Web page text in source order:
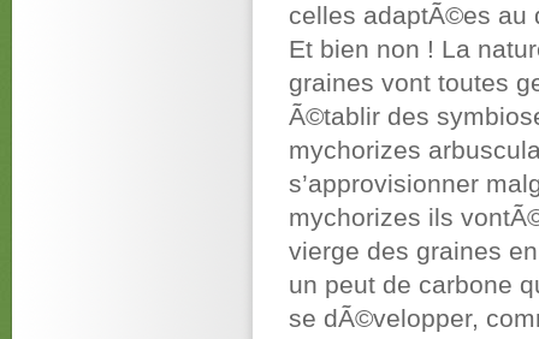
celles adaptÃ©es
Et bien non ! La
graines vont toutes
Ã©tablir des
mychorizes
s’approvisionner
mychorizes ils
vierge des graines
un peut de carbone
se dÃ©velopper,